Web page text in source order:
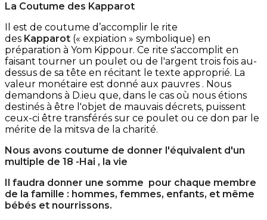
La Coutume des Kapparot
Il est de coutume d’accomplir le rite
des Kapparot (« expiation » symbolique) en
préparation à Yom Kippour. Ce rite s'accomplit en
faisant tourner un poulet ou de l'argent trois fois au-
dessus de sa tête en récitant le texte approprié. La
valeur monétaire est donné aux pauvres . Nous
demandons à D.ieu que, dans le cas où nous étions
destinés à être l'objet de mauvais décrets, puissent
ceux-ci être transférés sur ce poulet ou ce don par le
mérite de la mitsva de la charité.
Nous avons coutume de donner l'équivalent d'un
multiple de 18 -Hai , la vie
Il faudra donner une somme pour chaque membre
de la famille : hommes, femmes, enfants, et même
bébés et nourrissons.